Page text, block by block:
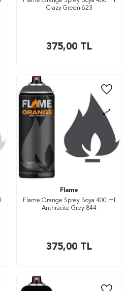
Crazy Green 623
375,00 TL
Flame
Flame Orange Sprey Boya 400 ml
Anthracite Grey 844
375,00 TL